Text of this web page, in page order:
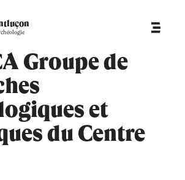
Groupe de
et
du Centre